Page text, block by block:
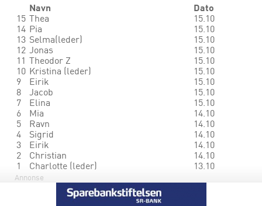
Navn
Dato
15 Thea
15.10
14 Pia
15.10
13 Selma(leder)
15.10
12 Jonas
15.10
11 Theodor Z
15.10
10 Kristina (leder)
15.10
9
Eirik
15.10
8
Jacob
15.10
7
Elina
15.10
6
Mia
14.10
5
Ravn
14.10
4
Sigrid
14.10
3
Eirik
14.10
2
Christian
14.10
1
Charlotte (leder) 13.10
Annonse